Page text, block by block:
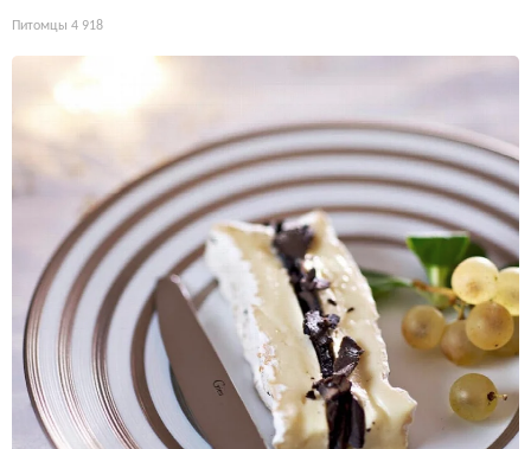
Питомцы 4 918